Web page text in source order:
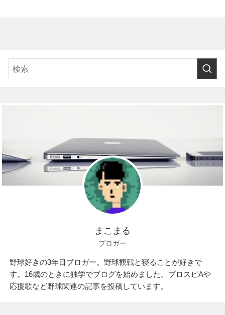
まこまる
ブロガー
野球好きの3年目ブロガー。野球観戦と寝ることが好きで
す。16歳のときに独学でブログを始めました。プロスピAや
応援歌など野球関連の記事を投稿しています。